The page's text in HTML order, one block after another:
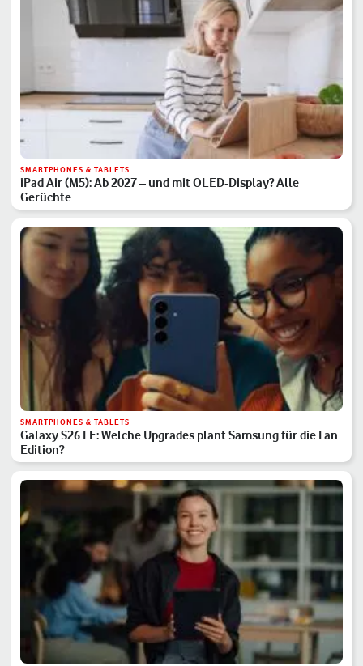
SMARTPHONES & TABLETS
iPad Air (M5): Ab 2027 – und mit OLED-Display? Alle
Gerüchte
SMARTPHONES & TABLETS
Galaxy S26 FE: Welche Upgrades plant Samsung für die Fan
Edition?